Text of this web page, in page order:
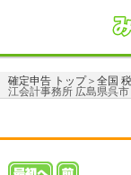
確定申告 トップ＞ 全国
江会計事務所 広島県呉市